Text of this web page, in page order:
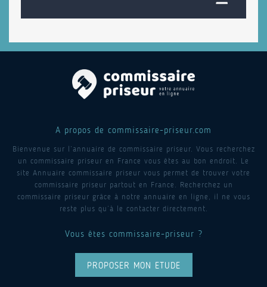
A propos de commissaire-priseur.com
Bienvenue sur l’annuaire de commissaire priseur. Vous recherchez
un commissaire priseur en France vous êtes au bon endroit. Le
site Annuaire commissaire priseur vous permet de trouver votre
commissaire priseur partout en France. Recherchez un
commissaire priseur grâce à notre annuaire en ligne, il ne vous
reste plus qu’à le contacter directement.
Vous êtes commissaire-priseur ?
PROPOSER MON ETUDE